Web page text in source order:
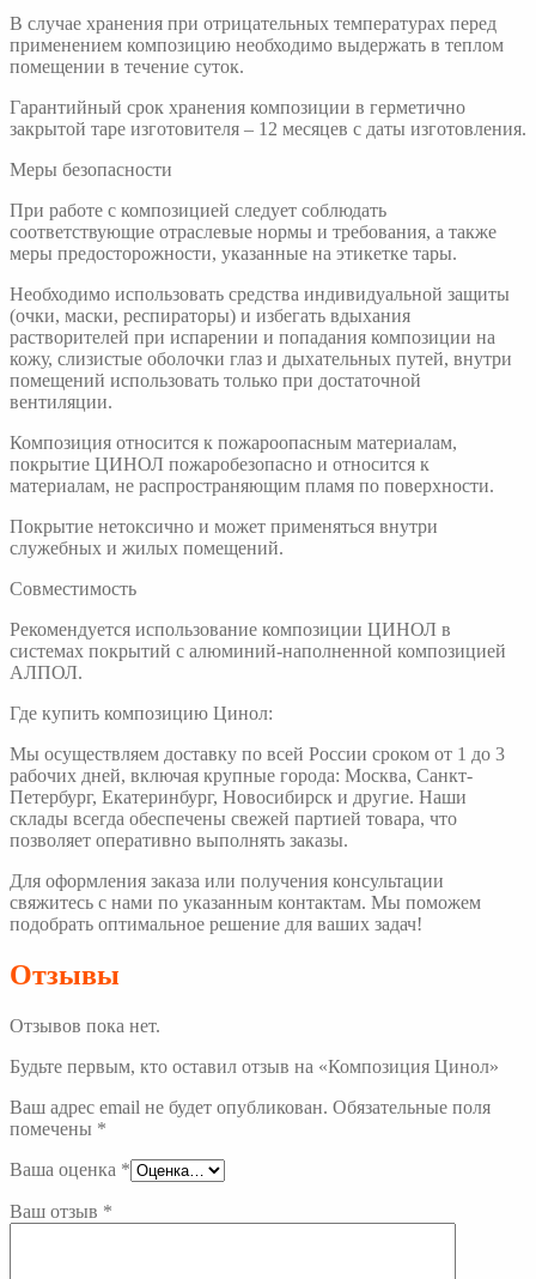
В случае хранения при отрицательных температурах перед
применением композицию необходимо выдержать в теплом
помещении в течение суток.
Гарантийный срок хранения композиции в герметично
закрытой таре изготовителя – 12 месяцев с даты изготовления.
Меры безопасности
При работе с композицией следует соблюдать
соответствующие отраслевые нормы и требования, а также
меры предосторожности, указанные на этикетке тары.
Необходимо использовать средства индивидуальной защиты
(очки, маски, респираторы) и избегать вдыхания
растворителей при испарении и попадания композиции на
кожу, слизистые оболочки глаз и дыхательных путей, внутри
помещений использовать только при достаточной
вентиляции.
Композиция относится к пожароопасным материалам,
покрытие ЦИНОЛ пожаробезопасно и относится к
материалам, не распространяющим пламя по поверхности.
Покрытие нетоксично и может применяться внутри
служебных и жилых помещений.
Совместимость
Рекомендуется использование композиции ЦИНОЛ в
системах покрытий с алюминий-наполненной композицией
АЛПОЛ.
Где купить композицию Цинол:
Мы осуществляем доставку по всей России сроком от 1 до 3
рабочих дней, включая крупные города: Москва, Санкт-
Петербург, Екатеринбург, Новосибирск и другие. Наши
склады всегда обеспечены свежей партией товара, что
позволяет оперативно выполнять заказы.
Для оформления заказа или получения консультации
свяжитесь с нами по указанным контактам. Мы поможем
подобрать оптимальное решение для ваших задач!
Отзывы
Отзывов пока нет.
Будьте первым, кто оставил отзыв на «Композиция Цинол»
Ваш адрес email не будет опубликован. Обязательные поля
помечены *
Ваша оценка *
Ваш отзыв *